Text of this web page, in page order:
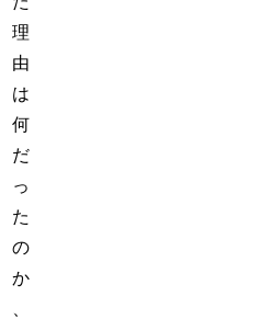
理
由
は
何
だ
っ
た
の
か